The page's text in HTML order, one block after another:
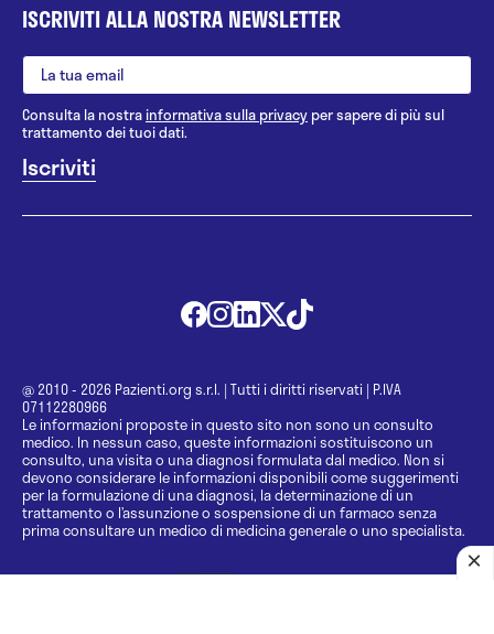
ISCRIVITI ALLA NOSTRA NEWSLETTER
Consulta la nostrainformativa sulla privacy per sapere di più sul
trattamento dei tuoi dati.
@ 2010 - 2026 Pazienti.org s.r.l. | Tutti i diritti riservati | P.IVA
07112280966
Le informazioni proposte in questo sito non sono un consulto
medico. In nessun caso, queste informazioni sostituiscono un
consulto, una visita o una diagnosi formulata dal medico. Non si
devono considerare le informazioni disponibili come suggerimenti
per la formulazione di una diagnosi, la determinazione di un
trattamento o l’assunzione o sospensione di un farmaco senza
prima consultare un medico di medicina generale o uno specialista.